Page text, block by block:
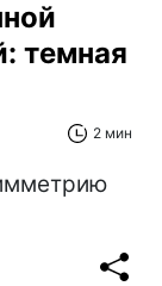
темная
2 мин